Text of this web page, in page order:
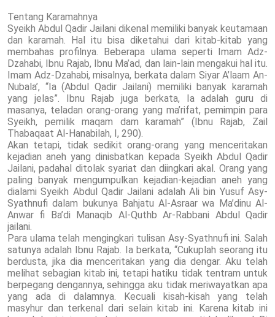
Tentang Karamahnya
Syeikh Abdul Qadir Jailani dikenal memiliki banyak keutamaan
dan karamah. Hal itu bisa diketahui dari kitab-kitab yang
membahas profilnya. Beberapa ulama seperti Imam Adz-
Dzahabi, Ibnu Rajab, Ibnu Ma’ad, dan lain-lain mengakui hal itu.
Imam Adz-Dzahabi, misalnya, berkata dalam Siyar A’laam An-
Nubala’, “Ia (Abdul Qadir Jailani) memiliki banyak karamah
yang jelas”. Ibnu Rajab juga berkata, Ia adalah guru di
masanya, teladan orang-orang yang ma’rifat, pemimpin para
Syeikh, pemilik maqam dam karamah” (Ibnu Rajab, Zail
Thabaqaat Al-Hanabilah, I, 290).
Akan tetapi, tidak sedikit orang-orang yang menceritakan
kejadian aneh yang dinisbatkan kepada Syeikh Abdul Qadir
Jailani, padahal ditolak syariat dan diingkari akal. Orang yang
paling banyak mengumpulkan kejadian-kejadian aneh yang
dialami Syeikh Abdul Qadir Jailani adalah Ali bin Yusuf Asy-
Syathnufi dalam bukunya Bahjatu Al-Asraar wa Ma’dinu Al-
Anwar fi Ba’di Manaqib Al-Quthb Ar-Rabbani Abdul Qadir
jailani.
Para ulama telah mengingkari tulisan Asy-Syathnufi ini. Salah
satunya adalah Ibnu Rajab. Ia berkata, “Cukuplah seorang itu
berdusta, jika dia menceritakan yang dia dengar. Aku telah
melihat sebagian kitab ini, tetapi hatiku tidak tentram untuk
berpegang dengannya, sehingga aku tidak meriwayatkan apa
yang ada di dalamnya. Kecuali kisah-kisah yang telah
masyhur dan terkenal dari selain kitab ini. Karena kitab ini